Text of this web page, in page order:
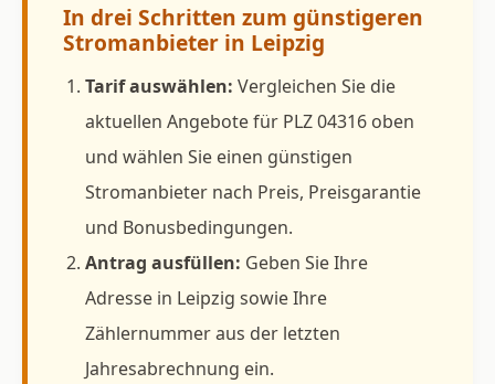
In drei Schritten zum günstigeren
Stromanbieter in Leipzig
Tarif auswählen: Vergleichen Sie die
aktuellen Angebote für PLZ 04316 oben
und wählen Sie einen günstigen
Stromanbieter nach Preis, Preisgarantie
und Bonusbedingungen.
Antrag ausfüllen: Geben Sie Ihre
Adresse in Leipzig sowie Ihre
Zählernummer aus der letzten
Jahresabrechnung ein.